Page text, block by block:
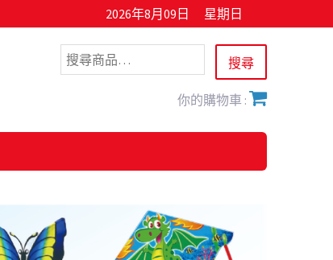
2026年8月09日 星期日
你的購物車 :